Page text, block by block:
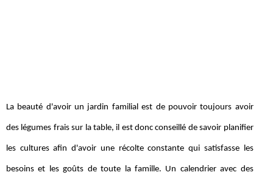
La beauté d'avoir un jardin familial est de pouvoir toujours avoir
des légumes frais sur la table, il est donc conseillé de savoir planifier
les cultures afin d'avoir une récolte constante qui satisfasse les
besoins et les goûts de toute la famille. Un calendrier avec des